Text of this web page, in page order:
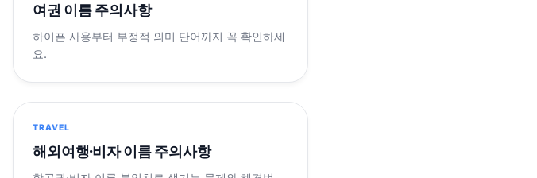
여권 이름 주의사항
하이픈 사용부터 부정적 의미 단어까지 꼭 확인하세
요.
TRAVEL
해외여행·비자 이름 주의사항